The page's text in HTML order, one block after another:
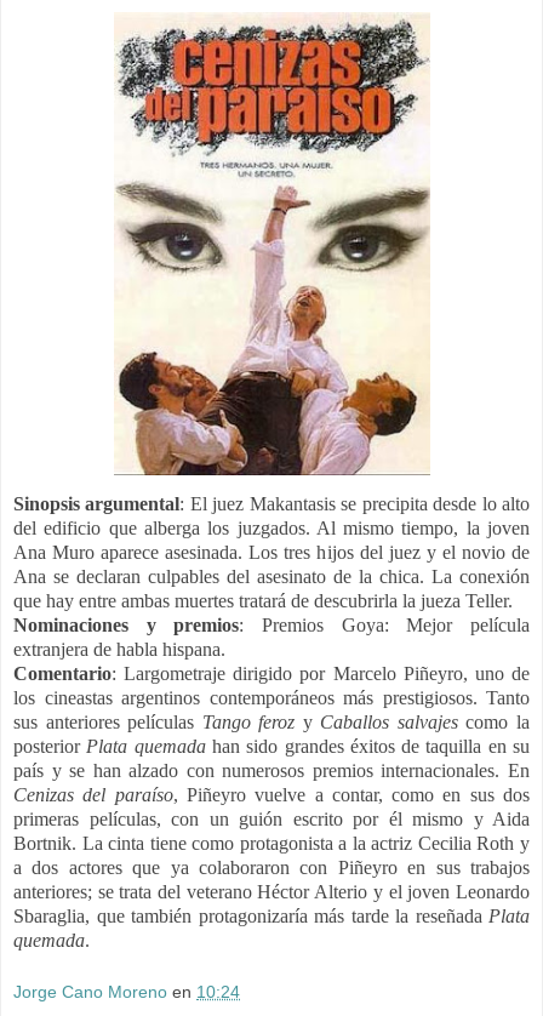
Sinopsis argumental: El juez Makantasis se precipita desde lo alto
del edificio que alberga los juzgados. Al mismo tiempo, la joven
Ana Muro aparece asesinada. Los tres hijos del juez y el novio de
Ana se declaran culpables del asesinato de la chica. La conexión
que hay entre ambas muertes tratará de descubrirla la jueza Teller.
Nominaciones y premios:Premios Goya: Mejor película
extranjera de habla hispana.
Comentario:Largometraje dirigido por Marcelo Piñeyro, uno de
los cineastas argentinos contemporáneos más prestigiosos. Tanto
sus anteriores películas Tango feroz yCaballos salvajescomo la
posterior Plata quemadahan sido grandes éxitos de taquilla en su
país y se han alzado con numerosos premios internacionales. En
Cenizas del paraíso, Piñeyro vuelve a contar, como en sus dos
primeras películas, con un guión escrito por él mismo y Aida
Bortnik. La cinta tiene como protagonista a la actriz Cecilia Roth y
a dos actores que ya colaboraron con Piñeyro en sus trabajos
anteriores; se trata del veterano Héctor Alterio y el joven Leonardo
Sbaraglia, que también protagonizaría más tarde la reseñada Plata
quemada.
Jorge Cano Moreno en 10:24